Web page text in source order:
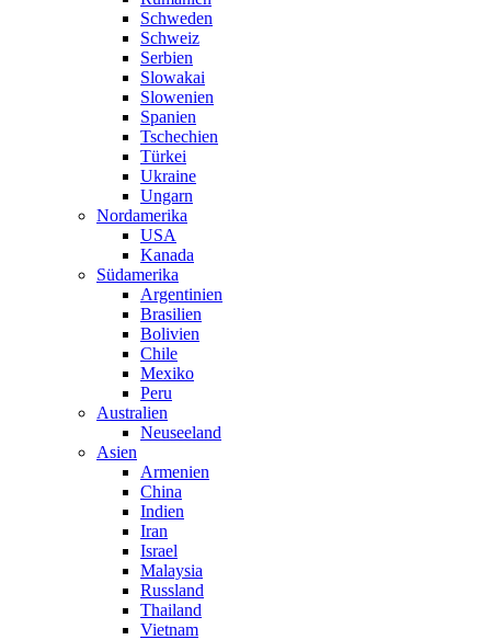
Schweden
Schweiz
Serbien
Slowakai
Slowenien
Spanien
Tschechien
Türkei
Ukraine
Ungarn
Nordamerika
USA
Kanada
Südamerika
Argentinien
Brasilien
Bolivien
Chile
Mexiko
Peru
Australien
Neuseeland
Asien
Armenien
China
Indien
Iran
Israel
Malaysia
Russland
Thailand
Vietnam